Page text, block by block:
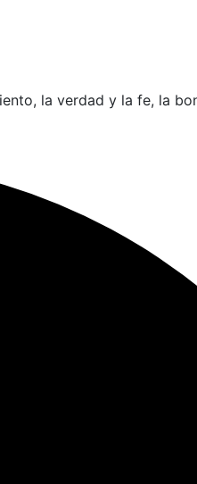
la verdad y la fe, la